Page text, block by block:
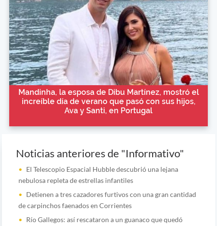
Mandinha, la esposa de Dibu Martínez, mostró el
increíble día de verano que pasó con sus hijos,
Ava y Santi, en Portugal
Noticias anteriores de "Informativo"
El Telescopio Espacial Hubble descubrió una lejana
nebulosa repleta de estrellas infantiles
Detienen a tres cazadores furtivos con una gran cantidad
de carpinchos faenados en Corrientes
Río Gallegos: así rescataron a un guanaco que quedó